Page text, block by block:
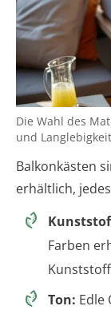
Die Wahl des
und
Balkonkästen
erhältlich,
Farben
Ton: Edle